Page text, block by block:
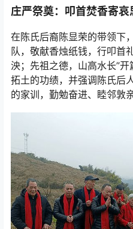
庄严祭奠：叩首焚香寄哀
在陈氏后裔陈显荣的带领下
队，敬献香烛纸钱，行叩首
泱；先祖之德，山高水长”
拓土的功绩，并强调陈氏后
的家训，勤勉奋进、睦邻敦亲